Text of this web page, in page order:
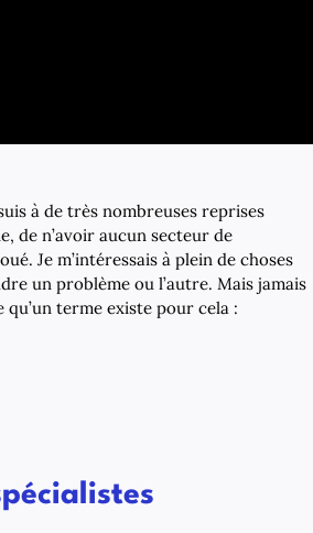
à de très nombreuses reprises
de n’avoir aucun secteur de
Je m’intéressais à plein de choses
un problème ou l’autre. Mais jamais
qu’un terme existe pour cela :